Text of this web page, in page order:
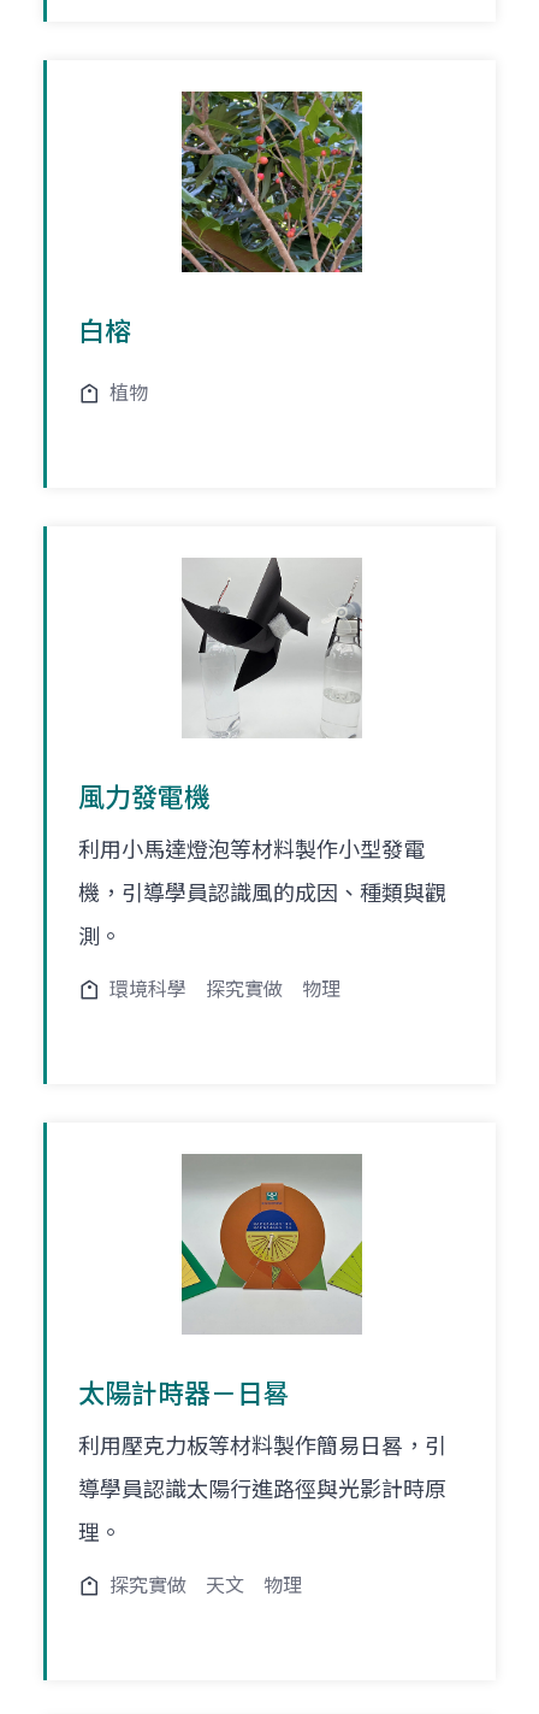
白榕
植物
風力發電機
利用小馬達燈泡等材料製作小型發電
機，引導學員認識風的成因、種類與觀
測。
環境科學 探究實做 物理
太陽計時器－日晷
利用壓克力板等材料製作簡易日晷，引
導學員認識太陽行進路徑與光影計時原
理。
探究實做 天文 物理